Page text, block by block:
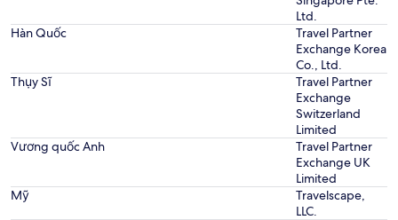
Ltd.
Hàn Quốc
Travel Partner
Exchange Korea
Co., Ltd.
Thụy Sĩ
Travel Partner
Exchange
Switzerland
Limited
Vương quốc Anh
Travel Partner
Exchange UK
Limited
Mỹ
Travelscape,
LLC.